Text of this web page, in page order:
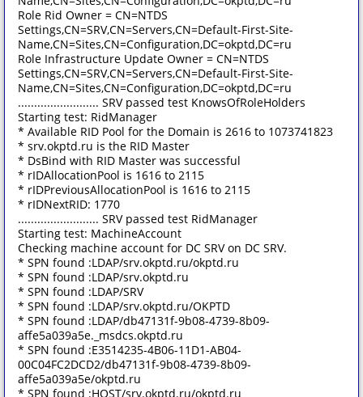
Role Rid Owner = CN=NTDS
Settings,CN=SRV,CN=Servers,CN=Default-First-Site-
Name,CN=Sites,CN=Configuration,DC=okptd,DC=ru
Role Infrastructure Update Owner = CN=NTDS
Settings,CN=SRV,CN=Servers,CN=Default-First-Site-
Name,CN=Sites,CN=Configuration,DC=okptd,DC=ru
......................... SRV passed test KnowsOfRoleHolders
Starting test: RidManager
* Available RID Pool for the Domain is 2616 to 1073741823
* srv.okptd.ru is the RID Master
* DsBind with RID Master was successful
* rIDAllocationPool is 1616 to 2115
* rIDPreviousAllocationPool is 1616 to 2115
* rIDNextRID: 1770
......................... SRV passed test RidManager
Starting test: MachineAccount
Checking machine account for DC SRV on DC SRV.
* SPN found :LDAP/srv.okptd.ru/okptd.ru
* SPN found :LDAP/srv.okptd.ru
* SPN found :LDAP/SRV
* SPN found :LDAP/srv.okptd.ru/OKPTD
* SPN found :LDAP/db47131f-9b08-4739-8b09-
affe5a039a5e._msdcs.okptd.ru
* SPN found :E3514235-4B06-11D1-AB04-
00C04FC2DCD2/db47131f-9b08-4739-8b09-
affe5a039a5e/okptd.ru
* SPN found :HOST/srv.okptd.ru/okptd.ru